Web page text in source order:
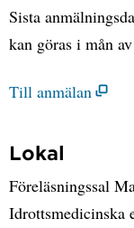
Sista
kan göras i mån
Till anmälan
Lokal
Föreläsningssal
Idrottsmedicinska